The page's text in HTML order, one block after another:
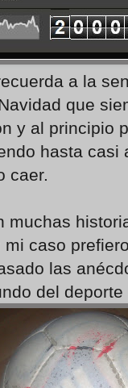
a la
que
y al principio
hasta casi
caer.
muchas
caso
las
del